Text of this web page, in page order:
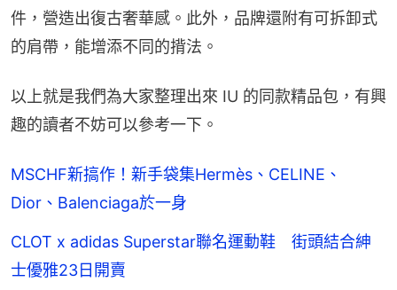
件，營造出復古奢華感。此外，品牌還附有可拆卸式
的肩帶，能增添不同的揹法。
以上就是我們為大家整理出來 IU 的同款精品包，有興
趣的讀者不妨可以參考一下。
MSCHF新搞作！新手袋集Hermès、CELINE、
Dior、Balenciaga於一身
CLOT x adidas Superstar聯名運動鞋 街頭結合紳
士優雅23日開賣